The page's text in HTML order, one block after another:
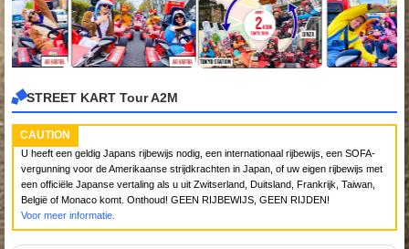
STREET KART Tour A2M
CAUTION
U heeft een geldig Japans rijbewijs nodig, een internationaal rijbewijs, een SOFA-
vergunning voor de Amerikaanse strijdkrachten in Japan, of uw eigen rijbewijs met
een officiële Japanse vertaling als u uit Zwitserland, Duitsland, Frankrijk, Taiwan,
België of Monaco komt. Onthoud! GEEN RIJBEWIJS, GEEN RIJDEN!
Voor meer informatie.